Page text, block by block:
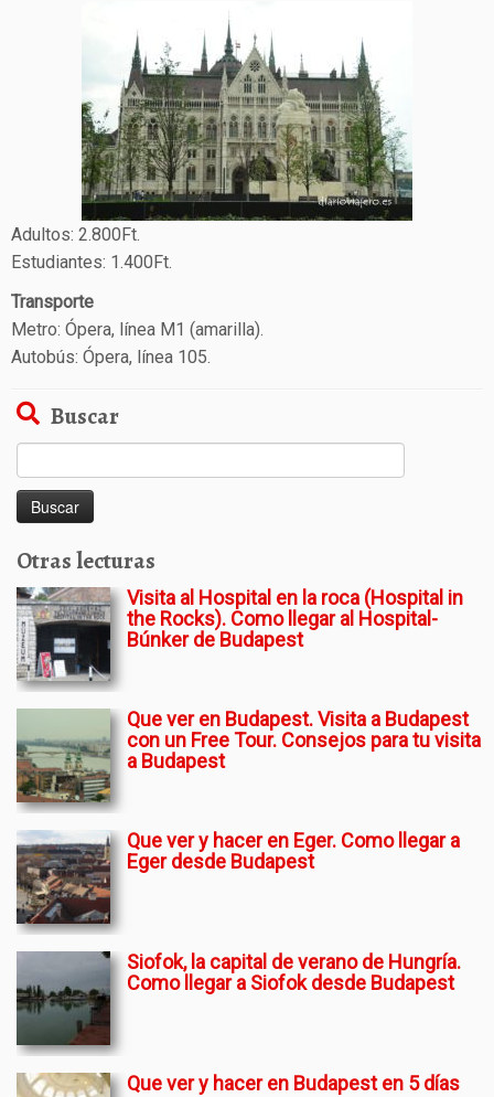
Adultos: 2.800Ft.
Estudiantes: 1.400Ft.
Transporte
Metro: Ópera, línea M1 (amarilla).
Autobús: Ópera, línea 105.
Buscar
Otras lecturas
Visita al Hospital en la roca (Hospital in
the Rocks). Como llegar al Hospital-
Búnker de Budapest
Que ver en Budapest. Visita a Budapest
con un Free Tour. Consejos para tu visita
a Budapest
Que ver y hacer en Eger. Como llegar a
Eger desde Budapest
Siofok, la capital de verano de Hungría.
Como llegar a Siofok desde Budapest
Que ver y hacer en Budapest en 5 días